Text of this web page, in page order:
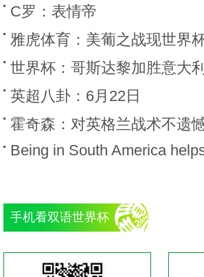
C罗：表情帝
雅虎体育：美葡之战现世界
世界杯：哥斯达黎加胜意大
英超八卦：6月22日
霍奇森：对英格兰战术不遗
Being in South America
手机看双语世界杯